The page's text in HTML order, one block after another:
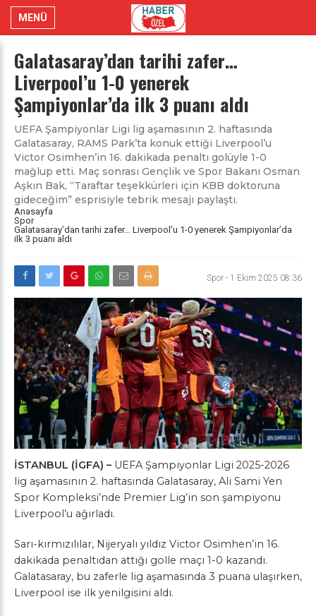
MENÜ
Galatasaray’dan tarihi zafer…
Liverpool’u 1-0 yenerek
Şampiyonlar’da ilk 3 puanı aldı
UEFA Şampiyonlar Ligi lig aşamasının 2. haftasında
Galatasaray, RAMS Park’ta konuk ettiği Liverpool’u
Victor Osimhen’in 16. dakikada penaltı golüyle 1-0
mağlup etti. Maç sonrası Gençlik ve Spor Bakanı Osman
Aşkın Bak, “Taraftar teşekkürleri için KBB doktoruna
gideceğim” esprisiyle tebrik mesajı paylaştı.
Anasayfa
Spor
Galatasaray’dan tarihi zafer… Liverpool’u 1-0 yenerek Şampiyonlar’da
ilk 3 puanı aldı
Spor - 1 Ekim 2025 08:36
İSTANBUL (İGFA) – UEFA Şampiyonlar Ligi 2025-2026
lig aşamasının 2. haftasında Galatasaray, Ali Sami Yen
Spor Kompleksi’nde Premier Lig’in son şampiyonu
Liverpool’u ağırladı.
Sarı-kırmızılılar, Nijeryalı yıldız Victor Osimhen’in 16.
dakikada penaltıdan attığı golle maçı 1-0 kazandı.
Galatasaray, bu zaferle lig aşamasında 3 puana ulaşırken,
Liverpool ise ilk yenilgisini aldı.